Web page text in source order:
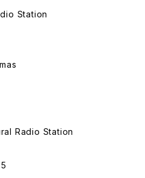
Station
Radio Station